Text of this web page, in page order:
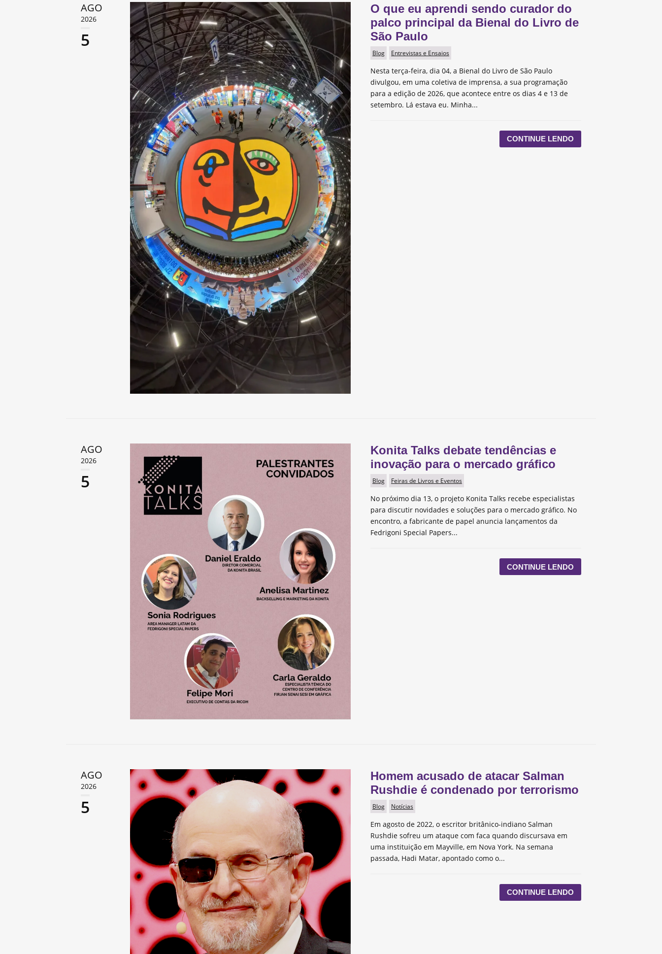
AGO
2026
5
O que eu aprendi sendo curador do
palco principal da Bienal do Livro de
São Paulo
Blog Entrevistas e Ensaios
Nesta terça-feira, dia 04, a Bienal do Livro de São Paulo
divulgou, em uma coletiva de imprensa, a sua programação
para a edição de 2026, que acontece entre os dias 4 e 13 de
setembro. Lá estava eu. Minha...
CONTINUE LENDO
AGO
2026
5
Konita Talks debate tendências e
inovação para o mercado gráfico
Blog Feiras de Livros e Eventos
No próximo dia 13, o projeto Konita Talks recebe especialistas
para discutir novidades e soluções para o mercado gráfico. No
encontro, a fabricante de papel anuncia lançamentos da
Fedrigoni Special Papers...
CONTINUE LENDO
AGO
2026
5
Homem acusado de atacar Salman
Rushdie é condenado por terrorismo
Blog Notícias
Em agosto de 2022, o escritor britânico-indiano Salman
Rushdie sofreu um ataque com faca quando discursava em
uma instituição em Mayville, em Nova York. Na semana
passada, Hadi Matar, apontado como o...
CONTINUE LENDO